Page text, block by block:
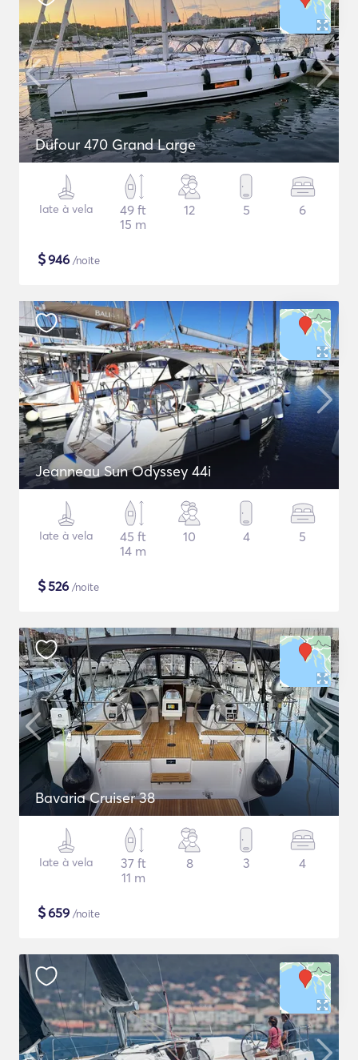
Dufour 470 Grand Large
Iate à vela
49 ft
15 m
12 5 6
$946 /noite
Jeanneau Sun Odyssey 44i
Iate à vela
45 ft
14 m
10 4 5
$526 /noite
Bavaria Cruiser 38
Iate à vela
37 ft
11 m
8 3 4
$659 /noite